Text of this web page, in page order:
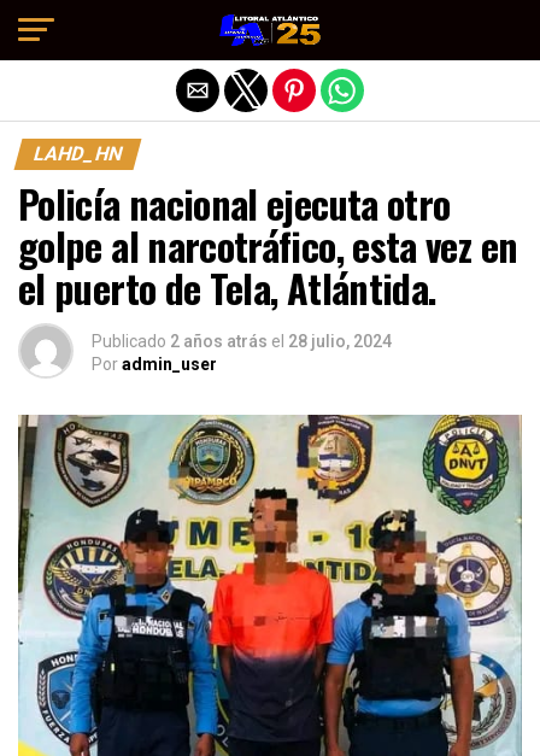
LAHD_HN
Policía nacional ejecuta otro
golpe al narcotráfico, esta vez en
el puerto de Tela, Atlántida.
Publicado 2 años atrás el 28 julio, 2024
Poradmin_user
Salir de la versión móvil